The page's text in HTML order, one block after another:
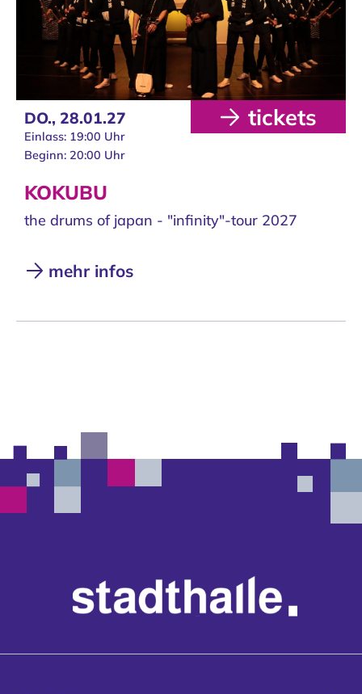
DO., 28.01.27
Einlass: 19:00 Uhr
Beginn: 20:00 Uhr
tickets
KOKUBU
the drums of japan - "infinity"-tour 2027
mehr infos